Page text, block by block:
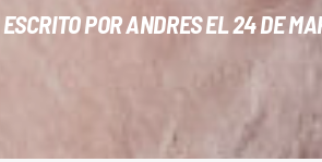
ESCRITO PORANDRESEL 24 DE